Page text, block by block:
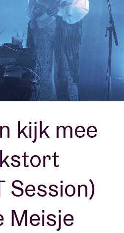
kijk mee
Session)
Meisje